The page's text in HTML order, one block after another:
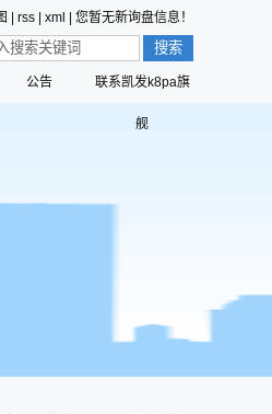
rss xml
您暂无新询盘信息！
诉和举报管理制度
公告 联系凯发k8pa旗
舰